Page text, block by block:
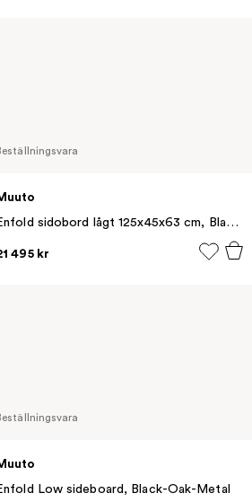
Enfold sidobord lågt 125x45x63 cm, Black-Black
495 kr
Low sideboard, Black-Oak-Metal